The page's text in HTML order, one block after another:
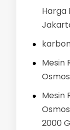
Harga
Mesin
Mesin
2000